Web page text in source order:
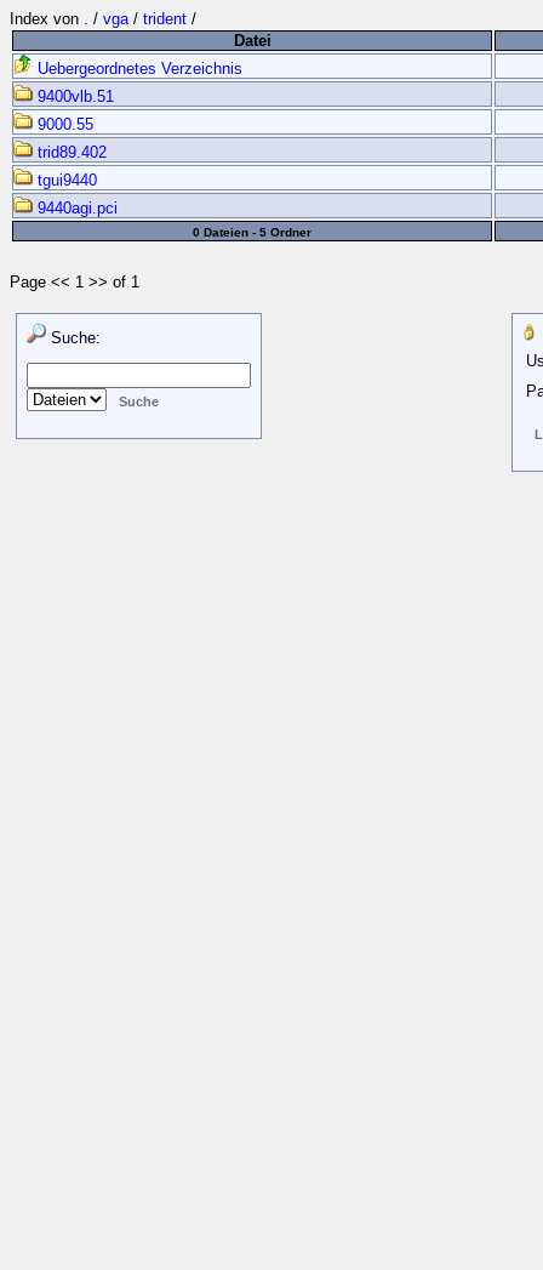
Index von . / vga/ trident /
Datei
Uebergeordnetes Verzeichnis
9400vlb.51
9000.55
trid89.402
tgui9440
9440agi.pci
0 Dateien - 5 Ordner
Page << 1 >> of 1
Suche: